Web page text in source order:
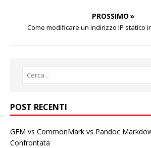
PROSSIMO »
Come modificare un indirizzo IP statico
POST RECENTI
GFM vs CommonMark vs Pandoc
Confrontata